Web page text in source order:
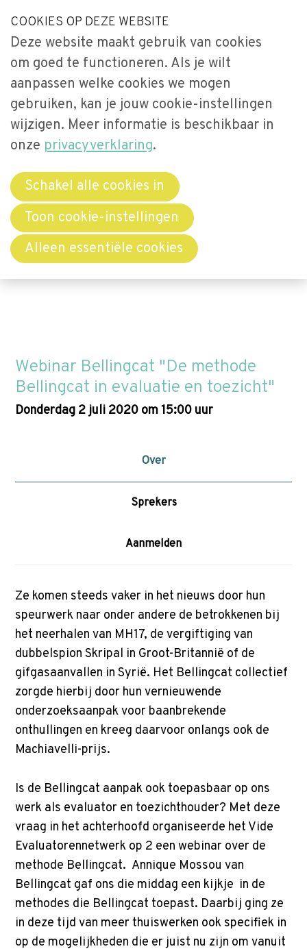
n
a
v
t
m
p
t
o
m
a
i
n
c
n
t
e
n
t
Our Phone Number:
033-2473461 Our Email Address:
secretariaat@videnet.nl
Menu
Webinar Bellingcat "De methode
Bellingcat in evaluatie en toezicht"
donderdag 2 juli 2020 om 15:00 uur
Over
Sprekers
Aanmelden
Ze komen steeds vaker in het nieuws door hun
speurwerk naar onder andere de betrokkenen bij
het neerhalen van MH17, de vergiftiging van
dubbelspion Skripal in Groot-Britannië of de
gifgasaanvallen in Syrië. Het Bellingcat collectief
zorgde hierbij door hun vernieuwende
onderzoeksaanpak voor baanbrekende
onthullingen en kreeg daarvoor onlangs ook de
Machiavelli-prijs.
Is de Bellingcat aanpak ook toepasbaar op ons
werk als evaluator en toezichthouder? Met deze
vraag in het achterhoofd organiseerde het Vide
Evaluatorennetwerk op 2 een webinar over de
methode Bellingcat. Annique Mossou van
Bellingcat gaf ons die middag een kijkje in de
methodes die Bellingcat toepast. Daarbij ging ze
in deze tijd van meer thuiswerken ook specifiek in
op de mogelijkheden die er juist nu zijn om vanuit
Home
Uitgelicht
Activiteiten
Over Vide
Leerstoel
Netwerken
Bibliotheek
Word lid
COOKIES OP DEZE WEBSITE
Deze website maakt gebruik van cookies
om goed te functioneren. Als je wilt
aanpassen welke cookies we mogen
gebruiken, kan je jouw cookie-instellingen
wijzigen. Meer informatie is beschikbaar in
onze privacyverklaring.
Schakel alle cookies in
Toon cookie-instellingen
Alleen essentiële cookies